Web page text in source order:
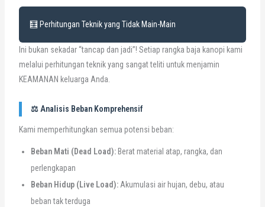
🧮 Perhitungan Teknik yang Tidak Main-Main
Ini bukan sekadar “tancap dan jadi”! Setiap rangka baja kanopi kami
melalui perhitungan teknik yang sangat teliti untuk menjamin
KEAMANAN keluarga Anda.
⚖️ Analisis Beban Komprehensif
Kami memperhitungkan semua potensi beban:
Beban Mati (Dead Load):Berat material atap, rangka, dan
perlengkapan
Beban Hidup (Live Load):Akumulasi air hujan, debu, atau
beban tak terduga